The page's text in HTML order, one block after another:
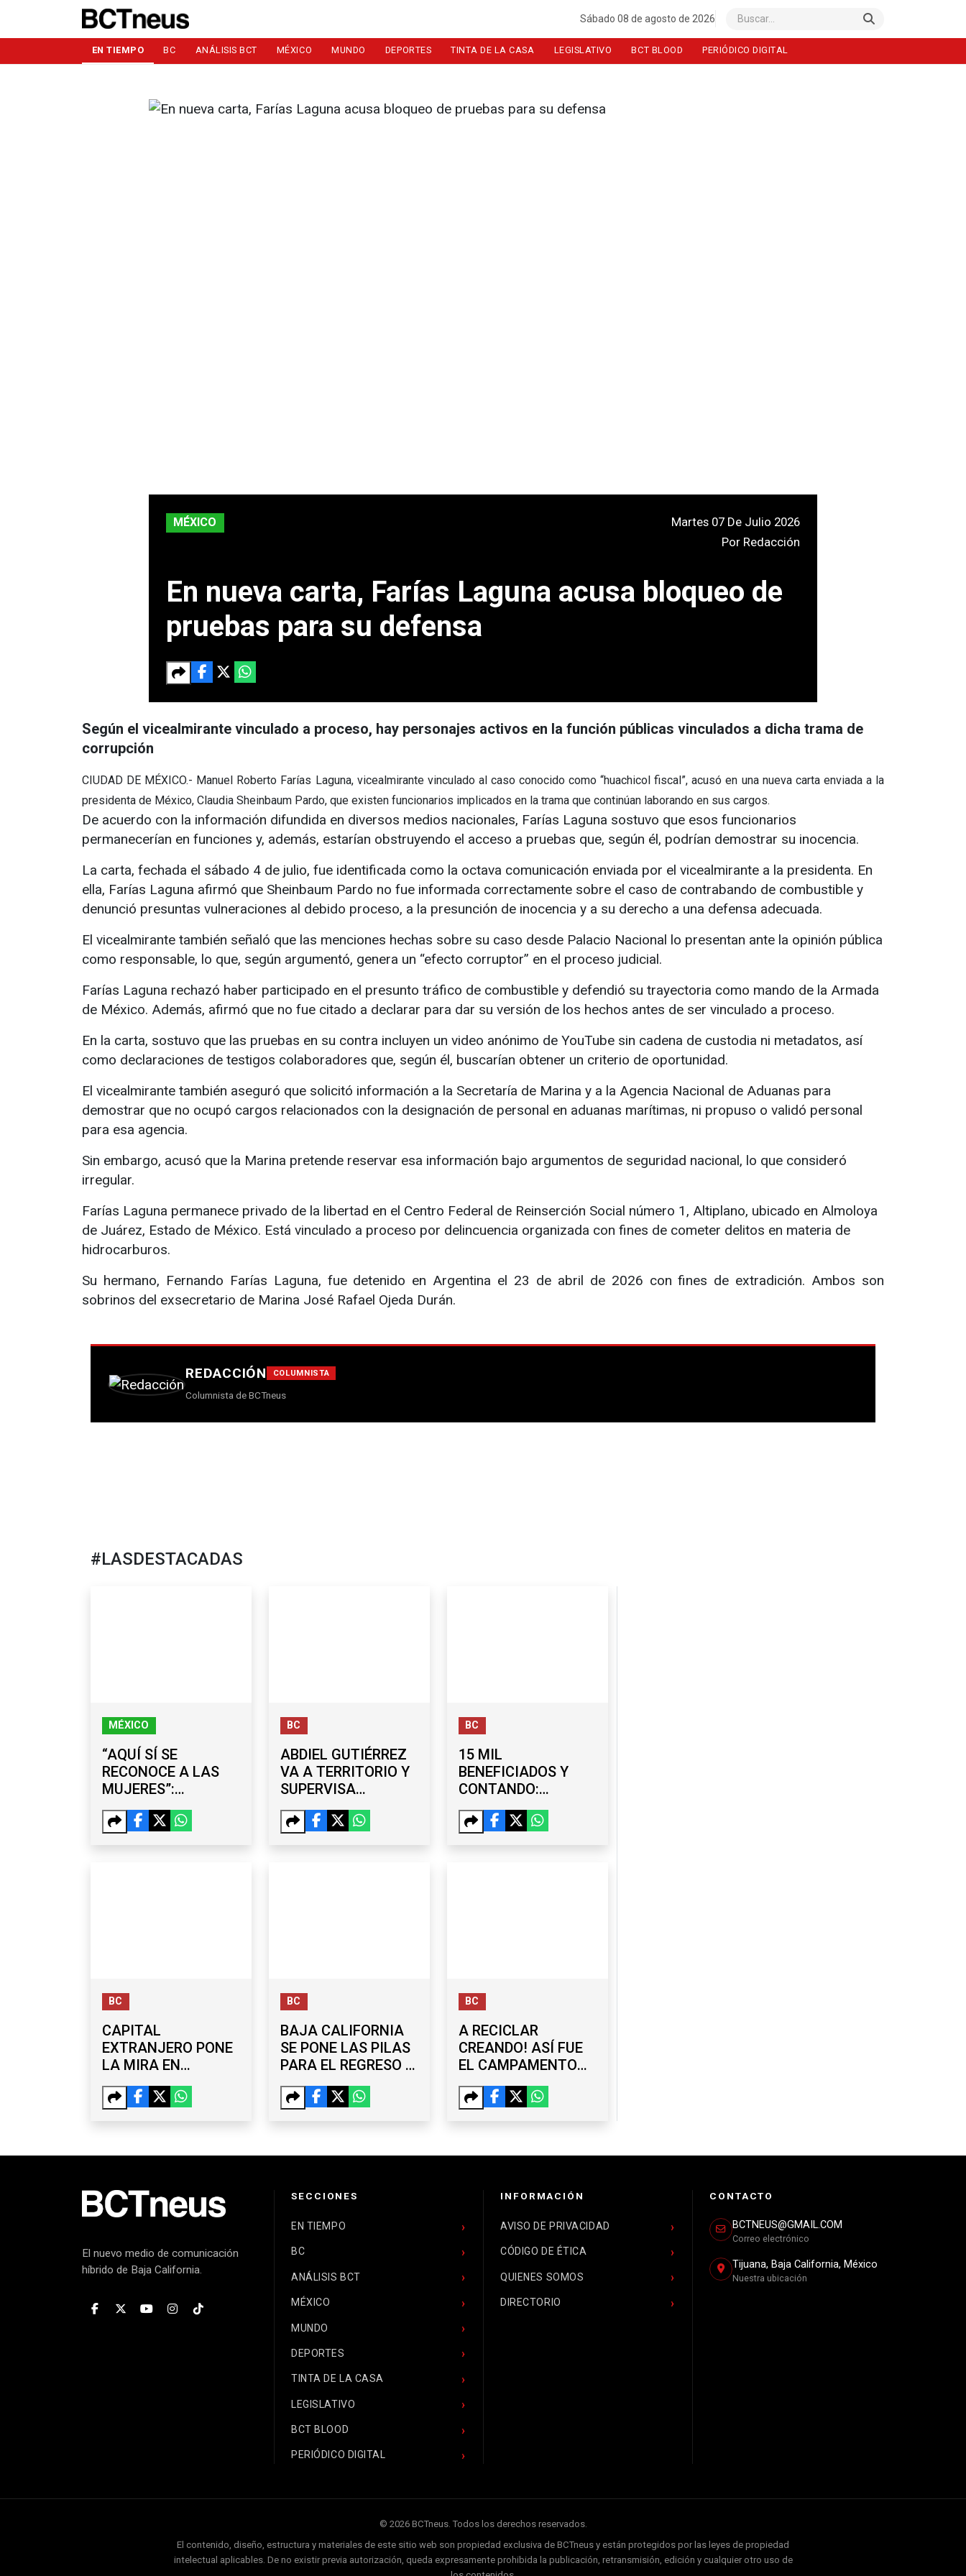
Sábado 08 de agosto de 2026 Buscar
EN TIEMPO BC ANÁLISIS BCT MÉXICO MUNDO DEPORTES TINTA DE LA CASA LEGISLATIVO BCT BLOOD PERIÓDICO DIGITAL
MÉXICO
Martes 07 De Julio 2026
Por Redacción
En nueva carta, Farías Laguna acusa bloqueo de
pruebas para su defensa
Según el vicealmirante vinculado a proceso, hay personajes activos en la función públicas vinculados a dicha trama de
corrupción
CIUDAD DE MÉXICO.- Manuel Roberto Farías Laguna, vicealmirante vinculado al caso conocido como “huachicol fiscal”, acusó en una nueva carta enviada a la
presidenta de México, Claudia Sheinbaum Pardo, que existen funcionarios implicados en la trama que continúan laborando en sus cargos.
De acuerdo con la información difundida en diversos medios nacionales, Farías Laguna sostuvo que esos funcionarios
permanecerían en funciones y, además, estarían obstruyendo el acceso a pruebas que, según él, podrían demostrar su inocencia.
La carta, fechada el sábado 4 de julio, fue identificada como la octava comunicación enviada por el vicealmirante a la presidenta. En
ella, Farías Laguna afirmó que Sheinbaum Pardo no fue informada correctamente sobre el caso de contrabando de combustible y
denunció presuntas vulneraciones al debido proceso, a la presunción de inocencia y a su derecho a una defensa adecuada.
El vicealmirante también señaló que las menciones hechas sobre su caso desde Palacio Nacional lo presentan ante la opinión pública
como responsable, lo que, según argumentó, genera un “efecto corruptor” en el proceso judicial.
Farías Laguna rechazó haber participado en el presunto tráfico de combustible y defendió su trayectoria como mando de la Armada
de México. Además, afirmó que no fue citado a declarar para dar su versión de los hechos antes de ser vinculado a proceso.
En la carta, sostuvo que las pruebas en su contra incluyen un video anónimo de YouTube sin cadena de custodia ni metadatos, así
como declaraciones de testigos colaboradores que, según él, buscarían obtener un criterio de oportunidad.
El vicealmirante también aseguró que solicitó información a la Secretaría de Marina y a la Agencia Nacional de Aduanas para
demostrar que no ocupó cargos relacionados con la designación de personal en aduanas marítimas, ni propuso o validó personal
para esa agencia.
Sin embargo, acusó que la Marina pretende reservar esa información bajo argumentos de seguridad nacional, lo que consideró
irregular.
Farías Laguna permanece privado de la libertad en el Centro Federal de Reinserción Social número 1, Altiplano, ubicado en Almoloya
de Juárez, Estado de México. Está vinculado a proceso por delincuencia organizada con fines de cometer delitos en materia de
hidrocarburos.
Su hermano, Fernando Farías Laguna, fue detenido en Argentina el 23 de abril de 2026 con fines de extradición. Ambos son
sobrinos del exsecretario de Marina José Rafael Ojeda Durán.
REDACCIÓN COLUMNISTA
Columnista de BCTneus
#LASDESTACADAS
MÉXICO
“AQUÍ SÍ SE
RECONOCE A LAS
MUJERES”:
SHEINBAUM
DEFIENDE EL
BC
ABDIEL GUTIÉRREZ
VA A TERRITORIO Y
SUPERVISA
MEJORAS EN LA
TERCERA ETAPA
BC
15 MIL
BENEFICIADOS Y
CONTANDO:
AVANZA ‘TIJUANA:
CIUDAD LIMPIA’
BC
CAPITAL
EXTRANJERO PONE
LA MIRA EN
TIJUANA: 270.2 MDD
EN EXPANSIÓN
BC
BAJA CALIFORNIA
SE PONE LAS PILAS
PARA EL REGRESO A
CLASES
BC
A RECICLAR
CREANDO! ASÍ FUE
EL CAMPAMENTO
QUE UNIÓ ARTE Y
CONCIENCIA
El nuevo medio de comunicación
híbrido de Baja California.
SECCIONES
EN TIEMPO
BC
ANÁLISIS BCT
MÉXICO
MUNDO
DEPORTES
TINTA DE LA CASA
LEGISLATIVO
BCT BLOOD
PERIÓDICO DIGITAL
INFORMACIÓN
AVISO DE PRIVACIDAD
CÓDIGO DE ÉTICA
QUIENES SOMOS
DIRECTORIO
CONTACTO
BCTNEUS@GMAIL.COM
Correo electrónico
Tijuana, Baja California, México
Nuestra ubicación
© 2026 BCTneus. Todos los derechos reservados.
El contenido, diseño, estructura y materiales de este sitio web son propiedad exclusiva de BCTneus y están protegidos por las leyes de propiedad
intelectual aplicables. De no existir previa autorización, queda expresamente prohibida la publicación, retransmisión, edición y cualquier otro uso de